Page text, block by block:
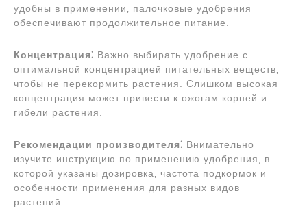
удобны в применении‚ палочковые удобрения
обеспечивают продолжительное питание.
Концентрация⁚ Важно выбирать удобрение с
оптимальной концентрацией питательных веществ‚
чтобы не перекормить растения. Слишком высокая
концентрация может привести к ожогам корней и
гибели растения.
Рекомендации производителя⁚ Внимательно
изучите инструкцию по применению удобрения‚ в
которой указаны дозировка‚ частота подкормок и
особенности применения для разных видов
растений.